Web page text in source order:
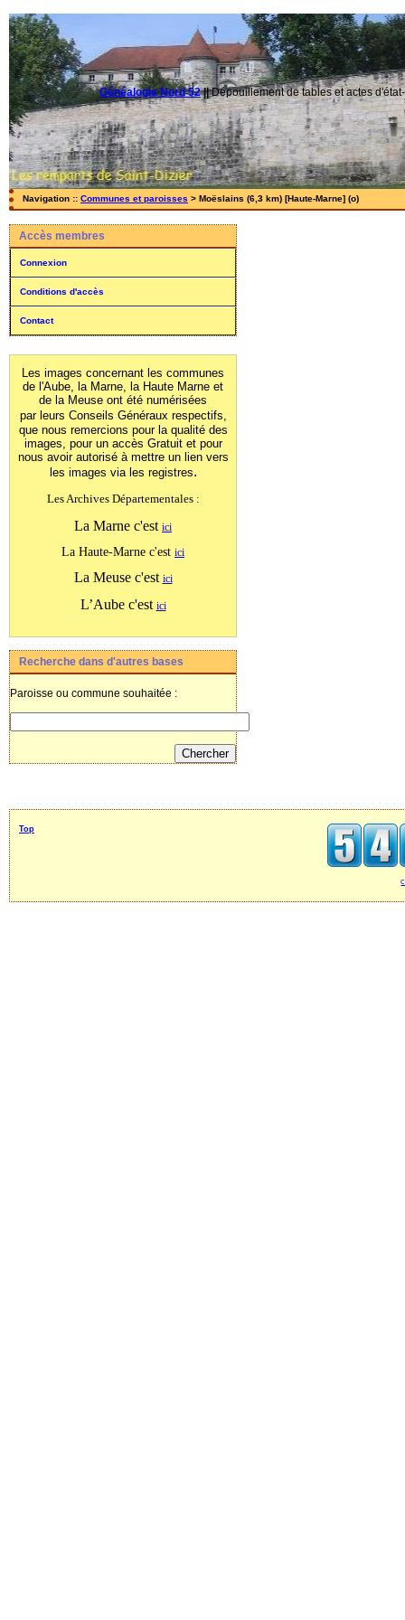
Généalogie Nord 52||Dépouillement de tables et actes
Navigation :: Communes et paroisses > Moëslains (6,3 km) [Haute-Marne] (o)
Accès membres
Connexion
Conditions d'accès
Contact
Les images concernant les communes
de l'Aube, la Marne, la Haute Marne et
de la Meuse ont été numérisées
par leurs Conseils Généraux respectifs,
que nous remercions pour la qualité des
images, pour un accès Gratuit et pour
nous avoir autorisé à mettre un lien vers
les images via les registres.
Les Archives Départementales :
La Marne c'est ici
La Haute-Marne c'est ici
La Meuse c'est ici
L’Aube c'est ici
Recherche dans d'autres bases
Paroisse ou commune souhaitée :
Top